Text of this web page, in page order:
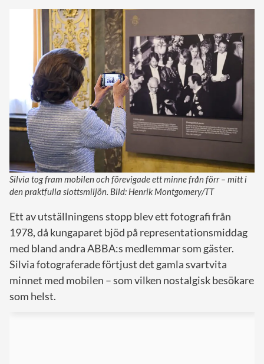
Silvia tog fram mobilen och förevigade ett minne från förr – mitt i
den praktfulla slottsmiljön. Bild: Henrik Montgomery/TT
Ett av utställningens stopp blev ett fotografi från
1978, då kungaparet bjöd på representationsmiddag
med bland andra ABBA:s medlemmar som gäster.
Silvia fotograferade förtjust det gamla svartvita
minnet med mobilen – som vilken nostalgisk besökare
som helst.